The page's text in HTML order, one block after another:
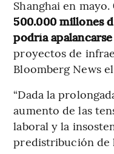
Shanghai en mayo.
500.000 millones
podría apalancarse
proyectos de
Bloomberg News
“Dada la
aumento de las
laboral y la
predistribución de